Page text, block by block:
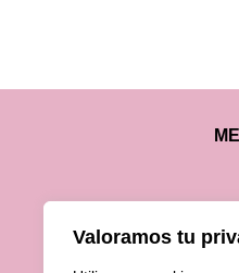
Valoramos tu